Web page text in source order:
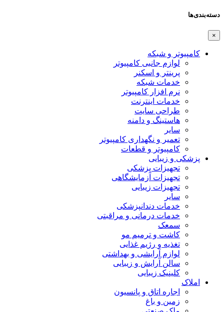
دسته‌بندی‌ها
×
کامپیوتر و شبکه
لوازم جانبی کامپیوتر
پرینتر و اسکنر
خدمات شبکه
نرم افزار کامپیوتر
خدمات اینترنت
طراحی سایت
هاستینگ و دامنه
سایر
تعمیر و نگهداری کامپیوتر
کامپیوتر و قطعات
پزشکی و زیبایی
تجهیزات پزشکی
تجهیزات آزمایشگاهی
تجهیزات زیبایی
سایر
خدمات دندانپزشکی
خدمات درمانی و مراقبتی
سمعک
کاشت و ترمیم مو
تغذیه و رژیم غذایی
لوازم آرایشی و بهداشتی
سالن آرایش و زیبایی
کلینیک زیبایی
املاک
اجاره اتاق و پانسیون
زمین و باغ